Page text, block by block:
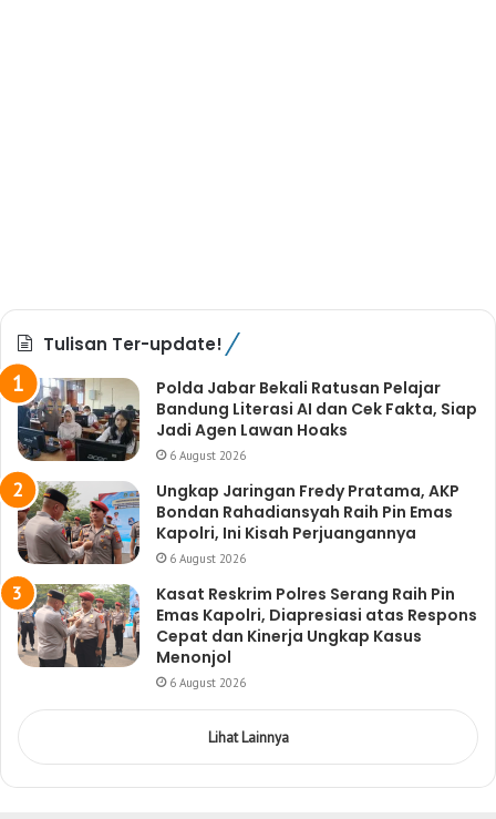
Tulisan Ter-update!
Polda Jabar Bekali Ratusan Pelajar
Bandung Literasi AI dan Cek Fakta, Siap
Jadi Agen Lawan Hoaks
6 August 2026
Ungkap Jaringan Fredy Pratama, AKP
Bondan Rahadiansyah Raih Pin Emas
Kapolri, Ini Kisah Perjuangannya
6 August 2026
Kasat Reskrim Polres Serang Raih Pin
Emas Kapolri, Diapresiasi atas Respons
Cepat dan Kinerja Ungkap Kasus
Menonjol
6 August 2026
Lihat Lainnya